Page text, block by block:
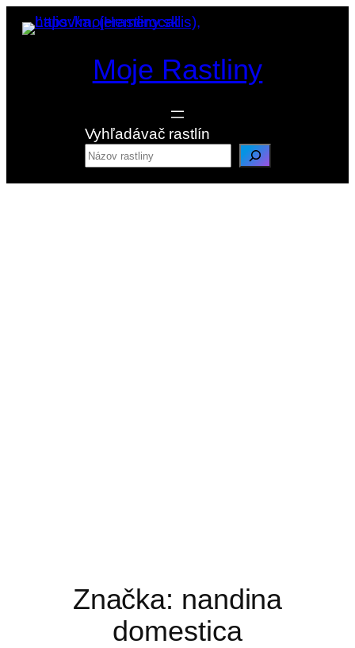
Prejsť
na
Moje Rastliny
Vyhľadávač rastlín
Značka: nandina
domestica